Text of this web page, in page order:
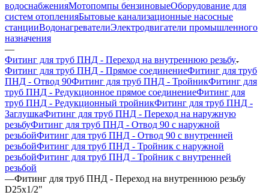
водоснабженияМотопомпы бензиновыеОборудование для
систем отопленияБытовые канализационные насосные
станцииВодонагревателиЭлектродвигатели промышленного
назначения
—
Фитинг для труб ПНД - Переход на внутреннюю резьбу
Фитинг для труб ПНД - Прямое соединениеФитинг для труб
ПНД - Отвод 90Фитинг для труб ПНД - ТройникФитинг для
труб ПНД - Редукционное прямое соединениеФитинг для
труб ПНД - Редукционный тройникФитинг для труб ПНД -
ЗаглушкаФитинг для труб ПНД - Переход на наружную
резьбуФитинг для труб ПНД - Отвод 90 с наружной
резьбойФитинг для труб ПНД - Отвод 90 с внутренней
резьбойФитинг для труб ПНД - Тройник с наружной
резьбойФитинг для труб ПНД - Тройник с внутренней
резьбой
—Фитинг для труб ПНД - Переход на внутреннюю резьбу
D25x1/2"